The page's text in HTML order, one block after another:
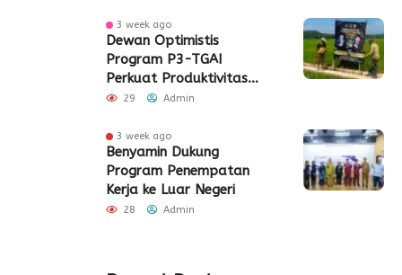
3 week ago
Dewan Optimistis
Program P3-TGAI
Perkuat Produktivitas
Pertanian di Lebak
29 Admin
3 week ago
Benyamin Dukung
Program Penempatan
Kerja ke Luar Negeri
28 Admin